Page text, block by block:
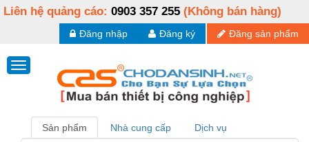
Liên hệ quảng cáo: 0903 357 255 (Không bán hàng)
Đăng sản phẩm
Đăng ký
Đăng nhập
Sản phẩm Nhà cung cấp Dịch vụ